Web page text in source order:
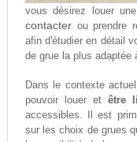
vous désirez louer
contacterou prendre
afin d'étudier en détail
de grue la plus adaptée
Dans le contexte
pouvoir louer et être
accessibles. Il est
sur les choix de grues